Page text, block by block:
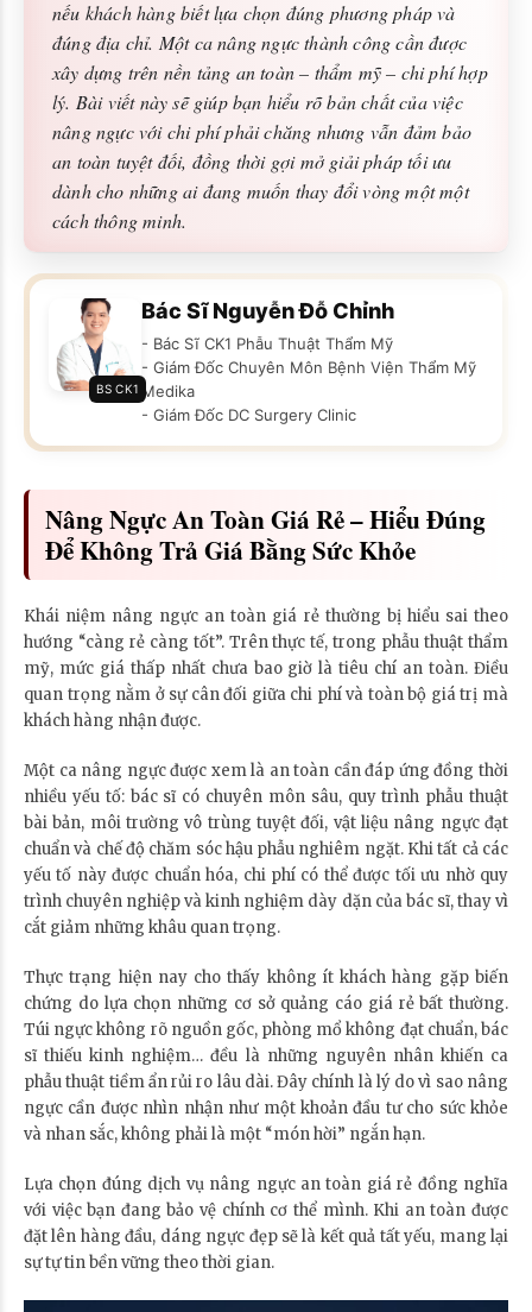
nếu khách hàng biết lựa chọn đúng phương pháp và
đúng địa chỉ. Một ca nâng ngực thành công cần được
xây dựng trên nền tảng an toàn – thẩm mỹ – chi phí hợp
lý. Bài viết này sẽ giúp bạn hiểu rõ bản chất của việc
nâng ngực với chi phí phải chăng nhưng vẫn đảm bảo
an toàn tuyệt đối, đồng thời gợi mở giải pháp tối ưu
dành cho những ai đang muốn thay đổi vòng một một
cách thông minh.
BS CK1
Bác Sĩ Nguyễn Đỗ Chỉnh
- Bác Sĩ CK1 Phẫu Thuật Thẩm Mỹ
- Giám Đốc Chuyên Môn Bệnh Viện Thẩm Mỹ
Medika
- Giám Đốc DC Surgery Clinic
Nâng Ngực An Toàn Giá Rẻ – Hiểu Đúng
Để Không Trả Giá Bằng Sức Khỏe
Khái niệm nâng ngực an toàn giá rẻ thường bị hiểu sai theo
hướng “càng rẻ càng tốt”. Trên thực tế, trong phẫu thuật thẩm
mỹ, mức giá thấp nhất chưa bao giờ là tiêu chí an toàn. Điều
quan trọng nằm ở sự cân đối giữa chi phí và toàn bộ giá trị mà
khách hàng nhận được.
Một ca nâng ngực được xem là an toàn cần đáp ứng đồng thời
nhiều yếu tố: bác sĩ có chuyên môn sâu, quy trình phẫu thuật
bài bản, môi trường vô trùng tuyệt đối, vật liệu nâng ngực đạt
chuẩn và chế độ chăm sóc hậu phẫu nghiêm ngặt. Khi tất cả các
yếu tố này được chuẩn hóa, chi phí có thể được tối ưu nhờ quy
trình chuyên nghiệp và kinh nghiệm dày dặn của bác sĩ, thay vì
cắt giảm những khâu quan trọng.
Thực trạng hiện nay cho thấy không ít khách hàng gặp biến
chứng do lựa chọn những cơ sở quảng cáo giá rẻ bất thường.
Túi ngực không rõ nguồn gốc, phòng mổ không đạt chuẩn, bác
sĩ thiếu kinh nghiệm… đều là những nguyên nhân khiến ca
phẫu thuật tiềm ẩn rủi ro lâu dài. Đây chính là lý do vì sao nâng
ngực cần được nhìn nhận như một khoản đầu tư cho sức khỏe
và nhan sắc, không phải là một “món hời” ngắn hạn.
Lựa chọn đúng dịch vụ nâng ngực an toàn giá rẻ đồng nghĩa
với việc bạn đang bảo vệ chính cơ thể mình. Khi an toàn được
đặt lên hàng đầu, dáng ngực đẹp sẽ là kết quả tất yếu, mang lại
sự tự tin bền vững theo thời gian.